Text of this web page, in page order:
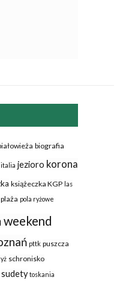
biografia
italia jezioro korona
książeczka KGP las
plaża pola ryżowe
weekend
pttk puszcza
schronisko
sudety toskania